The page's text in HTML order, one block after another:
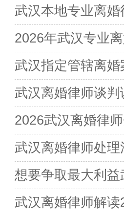
武汉本地专业离
2026年武汉专业
武汉指定管辖离
武汉离婚律师谈
2026武汉离婚律
武汉离婚律师处
想要争取最大利
武汉离婚律师解